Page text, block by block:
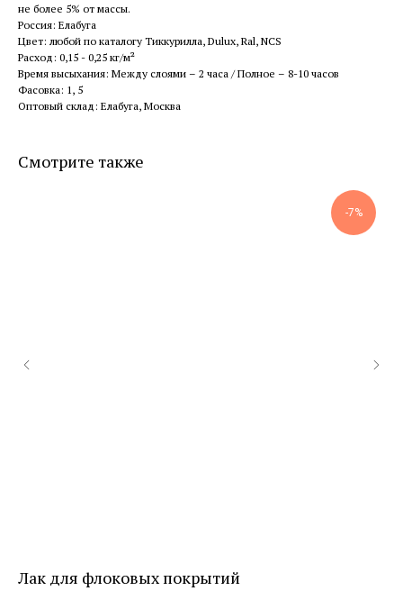
не более 5% от массы.
Россия: Елабуга
Цвет: любой по каталогу Тиккурилла, Dulux, Ral, NCS
Расход: 0,15 - 0,25 кг/м²
Время высыхания: Между слоями – 2 часа / Полное – 8-10 часов
Фасовка: 1, 5
Оптовый склад: Елабуга, Москва
Смотрите также
-7%
Лак для флоковых покрытий